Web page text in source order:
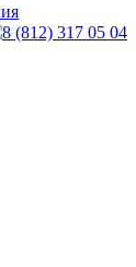
8 (812) 317 05 04